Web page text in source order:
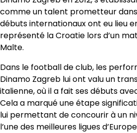
comme un talent prometteur
débuts internationaux ont eu lieu
représenté la Croatie lors d’un
Malte.
Dans le football de club, les
Dinamo Zagreb lui ont valu un
italienne, où il a fait ses débuts
Cela a marqué une étape
lui permettant de concourir à un
l’une des meilleures ligues